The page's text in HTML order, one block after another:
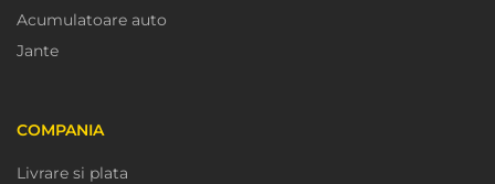
Acumulatoare auto
Jante
COMPANIA
Livrare si plata